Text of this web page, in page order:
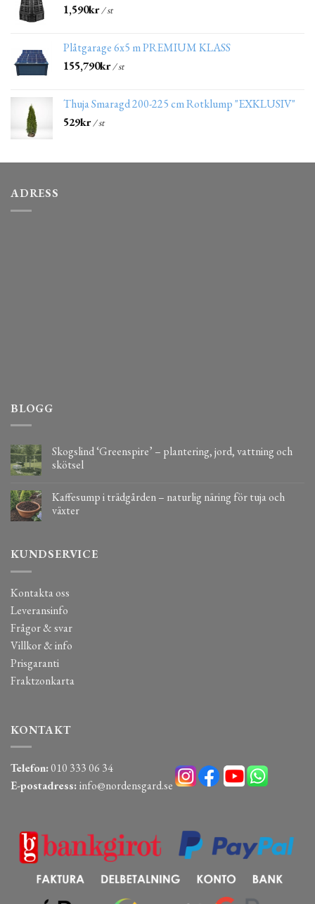
1,590kr/ st
Plåtgarage 6x5 m PREMIUM KLASS
155,790kr/ st
Thuja Smaragd 200-225 cm Rotklump "EXKLUSIV"
529kr/ st
ADRESS
BLOGG
Skogslind ‘Greenspire’ – plantering, jord, vattning och
skötsel
Kaffesump i trädgården – naturlig näring för tuja och
växter
KUNDSERVICE
Kontakta oss
Leveransinfo
Frågor & svar
Villkor & info
Prisgaranti
Fraktzonkarta
KONTAKT
Telefon:010 333 06 34
E-postadress: info@nordensgard.se